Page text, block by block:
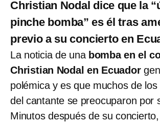
Christian Nodal dice que la
pinche bomba” es él tras
previo a su concierto en
La noticia de una bomba en el
Christian Nodal en Ecuador
polémica y es que muchos de
del cantante se preocuparon por
Minutos después de su